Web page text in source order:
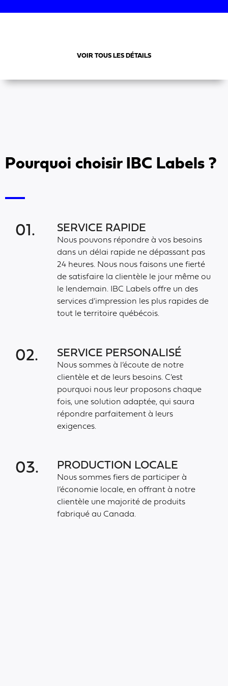
VOIR TOUS LES DÉTAILS
Pourquoi choisir IBC Labels ?
01. SERVICE RAPIDE
Nous pouvons répondre à vos besoins
dans un délai rapide ne dépassant pas
24 heures. Nous nous faisons une fierté
de satisfaire la clientèle le jour même ou
le lendemain. IBC Labels offre un des
services d’impression les plus rapides de
tout le territoire québécois.
02. SERVICE PERSONALISÉ
Nous sommes à l’écoute de notre
clientèle et de leurs besoins. C’est
pourquoi nous leur proposons chaque
fois, une solution adaptée, qui saura
répondre parfaitement à leurs
exigences.
03. PRODUCTION LOCALE
Nous sommes fiers de participer à
l’économie locale, en offrant à notre
clientèle une majorité de produits
fabriqué au Canada.